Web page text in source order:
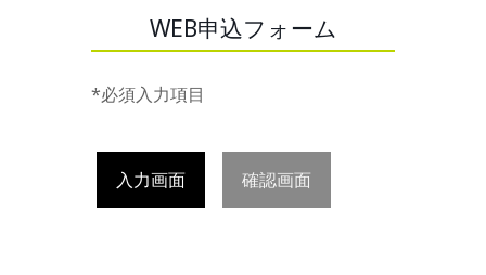
WEB申込フォーム
*必須入力項目
入力画面 確認画面